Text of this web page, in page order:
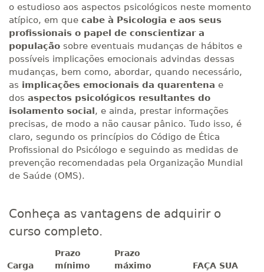
o estudioso aos aspectos psicológicos neste momento
atípico, em que cabe à Psicologia e aos seus
profissionais o papel de conscientizar a
população sobre eventuais mudanças de hábitos e
possíveis implicações emocionais advindas dessas
mudanças, bem como, abordar, quando necessário,
as implicações emocionais da quarentena e
dos aspectos psicológicos resultantes do
isolamento social, e ainda, prestar informações
precisas, de modo a não causar pânico. Tudo isso, é
claro, segundo os princípios do Código de Ética
Profissional do Psicólogo e seguindo as medidas de
prevenção recomendadas pela Organização Mundial
de Saúde (OMS).
Conheça as vantagens de adquirir o
curso completo.
Carga
Prazo
mínimo
Prazo
máximo
FAÇA SUA